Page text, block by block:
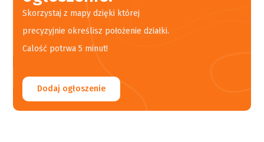
Skorzystaj z mapy dzięki której
precyzyjnie określisz położenie działki.
Calość potrwa 5 minut!
Dodaj ogłoszenie